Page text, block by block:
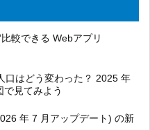
較できる Webアプリ
口はどう変わった？ 2025 年
で見てみよう
年 7 月アップデート) の新